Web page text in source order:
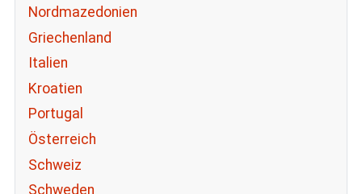
Nordmazedonien
Griechenland
Italien
Kroatien
Portugal
Österreich
Schweiz
Schweden